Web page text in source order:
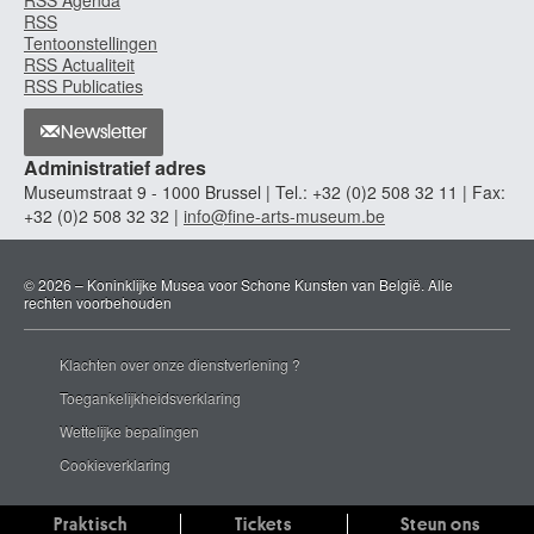
Brussel 1814 - Sèvres, Hauts-de-Seine (Frankrijk) 1886
Baugniet Marcel-Louis
Luik 1896 - Brussel 1995
Baumeister Willi
Stuttgart, Baden-Württemberg (Duitsland) 1889 - 1955
Baumgarten Lothar
Rheinsberg, Brandenburg (Duitsland) 1944
Bayard Pierre
Bedoret Gabrielle
Grand-Manil / Gembloers 1906
Burford, Oxfordshire (Engeland, Verenigd Koninkrijk) 1753 - Hampstead /
Londen (Engeland, Verenigd Koninkrijk) 1839
Beeckman Fernand
Beernaert Euphrosine
Beert Osias
RSS
Tentoonstellingen
RSS Actualiteit
RSS Publicaties
Newsletter
Administratief adres
Museumstraat 9 - 1000 Brussel | Tel.: +32 (0)2 508 32 11 | Fax:
+32 (0)2 508 32 32 | info@fine-arts-museum.be
© 2026 – Koninklijke Musea voor Schone Kunsten van België. Alle
rechten voorbehouden
Klachten over onze dienstverlening ?
Toegankelijkheidsverklaring
Wettelijke bepalingen
Cookieverklaring
Praktisch Tickets Steun ons